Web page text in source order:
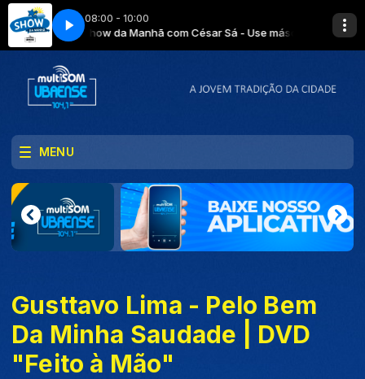
08:00 - 10:00
Show da Manhã com César Sá - Use máscara!!! Evite
O Fato do Dia com César Sá - Use máscara!!! Evite
MENU
Gusttavo Lima - Pelo Bem
Da Minha Saudade | DVD
"Feito à Mão"